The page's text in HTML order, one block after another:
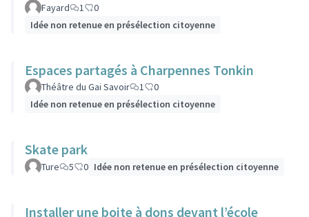
Fayard 1
0
Idée non retenue en présélection citoyenne
Espaces partagés à Charpennes Tonkin
Théâtre du Gai Savoir 1
0
Idée non retenue en présélection citoyenne
Skate park
Ture 5 0 Idée non retenue en présélection citoyenne
Installer une boite à dons devant l’école